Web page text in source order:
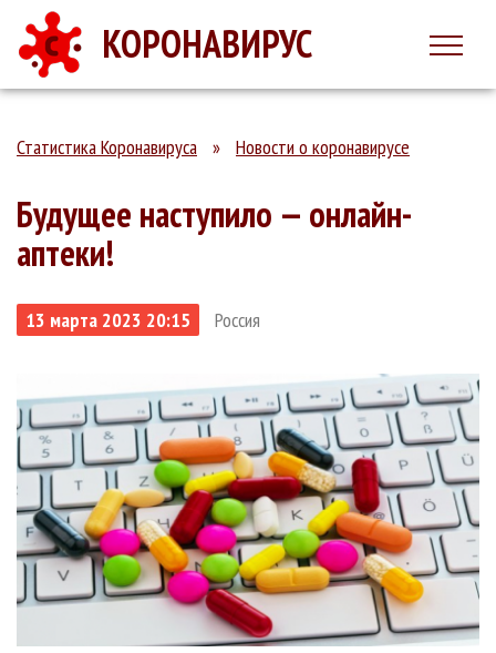
КОРОНАВИРУС
Статистика Коронавируса » Новости о коронавирусе
Будущее наступило — онлайн-
аптеки!
13 марта 2023 20:15 Россия